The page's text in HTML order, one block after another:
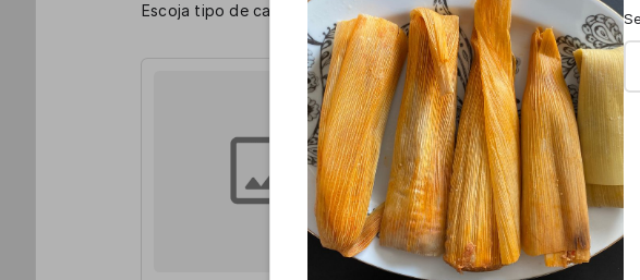
Escoja tipo de carne, arroz, frijoles, pico de gallo, lechuga, crema